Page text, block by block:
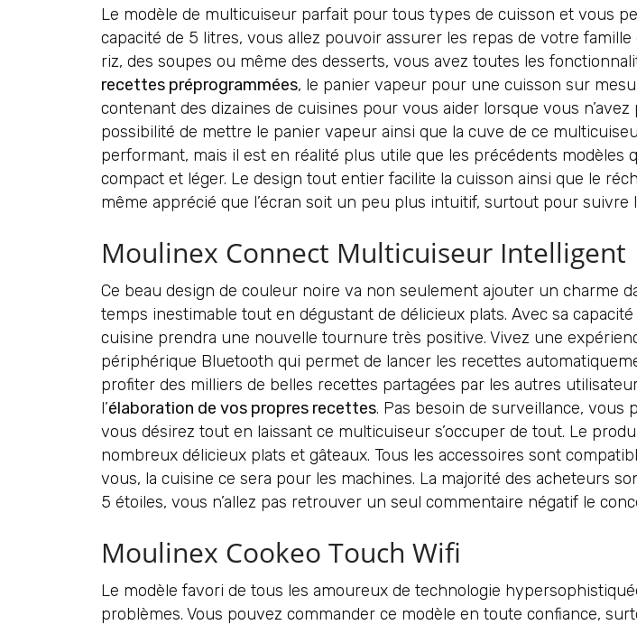
Le modèle de multicuiseur parfait pour tous types de cuisson et vous
capacité de 5 litres, vous allez pouvoir assurer les repas de votre
riz, des soupes ou même des desserts, vous avez toutes les
recettes préprogrammées, le panier vapeur pour une cuisson sur
contenant des dizaines de cuisines pour vous aider lorsque vous
possibilité de mettre le panier vapeur ainsi que la cuve de ce
performant, mais il est en réalité plus utile que les précédents modèles
compact et léger. Le design tout entier facilite la cuisson ainsi que le
même apprécié que l’écran soit un peu plus intuitif, surtout pour suivre
Moulinex Connect Multicuiseur Intelligent
Ce beau design de couleur noire va non seulement ajouter un charme
temps inestimable tout en dégustant de délicieux plats. Avec sa
cuisine prendra une nouvelle tournure très positive. Vivez une
périphérique Bluetooth qui permet de lancer les recettes
profiter des milliers de belles recettes partagées par les autres
l’élaboration de vos propres recettes. Pas besoin de surveillance, vous
vous désirez tout en laissant ce multicuiseur s’occuper de tout. Le
nombreux délicieux plats et gâteaux. Tous les accessoires sont
vous, la cuisine ce sera pour les machines. La majorité des acheteurs
5 étoiles, vous n’allez pas retrouver un seul commentaire négatif le
Moulinex Cookeo Touch Wifi
Le modèle favori de tous les amoureux de technologie
problèmes. Vous pouvez commander ce modèle en toute confiance,